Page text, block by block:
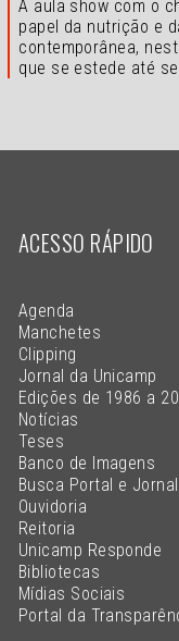
A aula show com o
papel da nutrição e
contemporânea,
que se estede até
ACESSO RÁPIDO
Agenda
Manchetes
Clipping
Jornal da Unicamp
Edições de 1986 a
Notícias
Teses
Banco de Imagens
Busca Portal e Jornal
Ouvidoria
Reitoria
Unicamp Responde
Bibliotecas
Mídias Sociais
Portal da